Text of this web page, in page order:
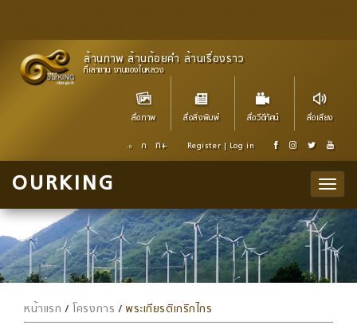
ล้านภาพ ล้านถ้อยคำ ล้านเรื่องราว
ที่เล่าขาน งานของในหลวง
สื่อภาพ สื่อสิ่งพิมพ์ สื่อวีดีทัศน์ สื่อเสียง
-ก ก ก+ Register| Log in
OURKING
หน้าแรก / โครงการ /พระเกียรติเกริกไกร